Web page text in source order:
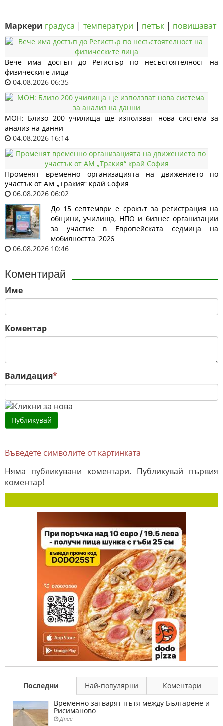
Маркери градуса | температури | петък | повишават
Вече има достъп до Регистър по несъстоятелност на
физическите лица
04.08.2026 06:35
МОН: Близо 200 училища ще използват нова система за
анализ на данни
04.08.2026 16:14
Променят временно организацията на движението по
участък от АМ „Тракия“ край София
06.08.2026 06:02
До 15 септември е срокът за регистрация на
общини, училища, НПО и бизнес организации
за участие в Европейската седмица на
мобилността '2026
06.08.2026 10:46
Коментирай
Име
Коментар
Валидация*
Въведете символите от картинката
Няма публикувани коментари. Публикувай първия
коментар!
Последни Най-популярни
Коментари
Временно затварят пътя между Българене и
Рисиманово
Днес